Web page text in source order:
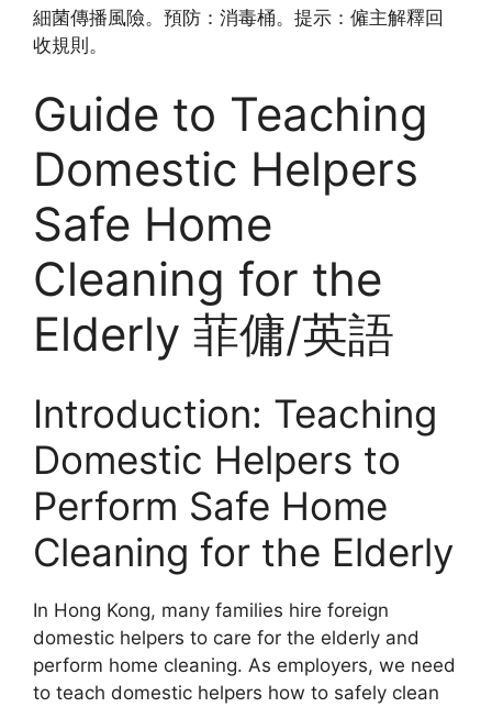
細菌傳播風險。預防：消毒桶。提示：僱主解釋回
收規則。
Guide to Teaching
Domestic Helpers
Safe Home
Cleaning for the
Elderly 菲傭/英語
Introduction: Teaching
Domestic Helpers to
Perform Safe Home
Cleaning for the Elderly
In Hong Kong, many families hire foreign
domestic helpers to care for the elderly and
perform home cleaning. As employers, we need
to teach domestic helpers how to safely clean